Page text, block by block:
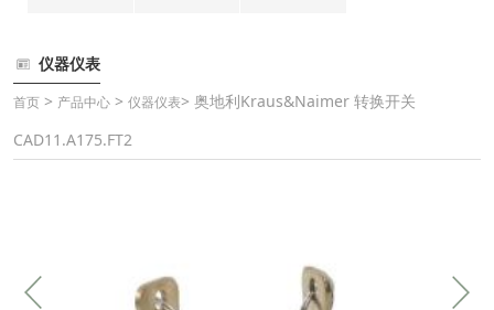
仪器仪表
首页 > 产品中心 > 仪器仪表> 奥地利Kraus&Naimer 转换开关
CAD11.A175.FT2